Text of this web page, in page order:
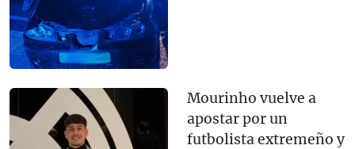
Mourinho vuelve a
apostar por un
futbolista extremeño y